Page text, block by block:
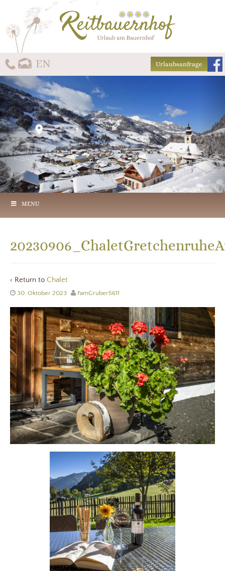
Urlaubsanfrage
MENU
‹ Return to Chalet
30. Oktober 2023 FamGruber5611